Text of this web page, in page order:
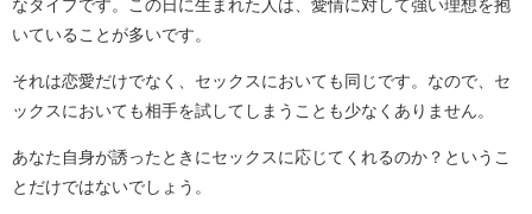
なタイプです。この日に生まれた人は、愛情に対して強い理想を抱
いていることが多いです。
それは恋愛だけでなく、セックスにおいても同じです。なので、セ
ックスにおいても相手を試してしまうことも少なくありません。
あなた自身が誘ったときにセックスに応じてくれるのか？というこ
とだけではないでしょう。